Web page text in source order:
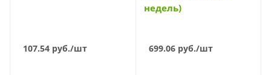
107.54 руб./шт
недель)
699.06руб./шт